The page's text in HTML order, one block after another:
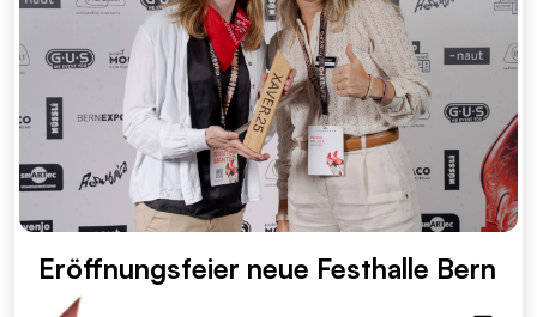
Eröffnungsfeier neue Festhalle Bern